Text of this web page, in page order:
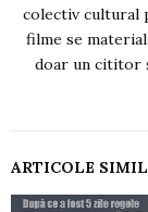
colectiv cultural
filme se
doar un cititor
ARTICOLE